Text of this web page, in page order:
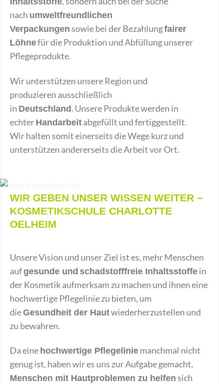
nach umweltfreundlichen
Verpackungen sowie bei der Bezahlungfairer
Löhnefür die Produktion und Abfüllung unserer
Pflegeprodukte.
Wir unterstützen unsere Region und
produzieren ausschließlich
in Deutschland. Unsere Produkte werden in
echter Handarbeit abgefüllt und fertiggestellt.
Wir halten somit einerseits die Wege kurz und
unterstützen andererseits die Arbeit vor Ort.
WIR GEBEN UNSER WISSEN WEITER –
KOSMETIKSCHULE CHARLOTTE
OELHEIM
Unsere Vision und unser Ziel ist es, mehr Menschen
aufgesunde und schadstofffreie Inhaltsstoffe in
der Kosmetik aufmerksam zu machen und ihnen eine
hochwertige Pflegelinie zu bieten, um
dieGesundheit der Hautwiederherzustellen und
zu bewahren.
Da eine hochwertige Pflegelinie manchmal nicht
genug ist, haben wir es uns zur Aufgabe gemacht,
Menschen mit Hautproblemen zu helfen sich